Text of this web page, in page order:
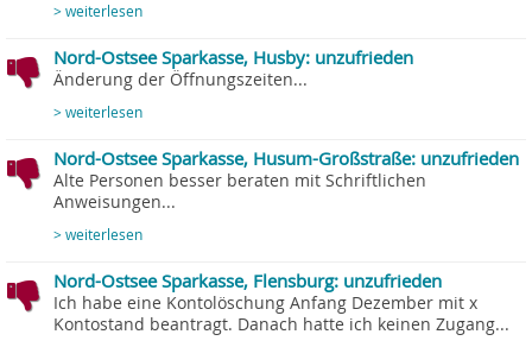
> weiterlesen
Nord-Ostsee Sparkasse, Husby: unzufrieden
Änderung der Öffnungszeiten...
> weiterlesen
Nord-Ostsee Sparkasse, Husum-Großstraße: unzufrieden
Alte Personen besser beraten mit Schriftlichen
Anweisungen...
> weiterlesen
Nord-Ostsee Sparkasse, Flensburg: unzufrieden
Ich habe eine Kontolöschung Anfang Dezember mit x
Kontostand beantragt. Danach hatte ich keinen Zugang...